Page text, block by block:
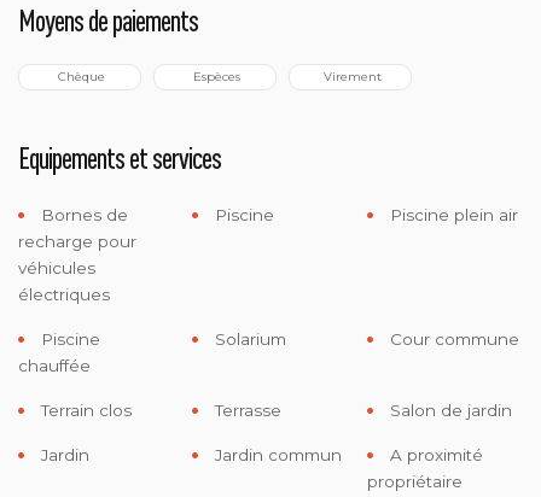
Moyens de paiements
Chèque Espèces Virement
Equipements et services
Bornes de
recharge pour
véhicules
électriques
Piscine Piscine plein air
Piscine
chauffée
Solarium Cour commune
Terrain clos Terrasse Salon de jardin
Jardin Jardin commun
A proximité
propriétaire